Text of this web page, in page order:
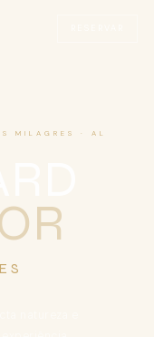
MILAGRES · AL